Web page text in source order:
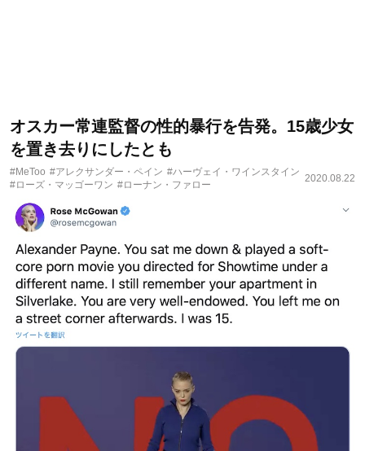
オスカー常連監督の性的暴行を告発。15歳少女
を置き去りにしたとも
#MeToo #アレクサンダー・ペイン #ハーヴェイ・ワインスタイン
#ローズ・マッゴーワン #ローナン・ファロー
2020.08.22